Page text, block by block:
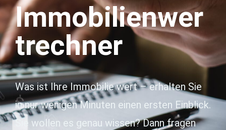
Immobilienwer
trechner
Was ist Ihre Immobilie wert – erhalten Sie
in nur wenigen Minuten einen ersten Einblick.
Sie wollen es genau wissen? Dann fragen